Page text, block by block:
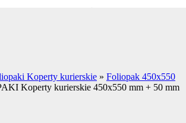
Koperty kurierskie » Foliopak 450x550
Koperty kurierskie 450x550 mm + 50 mm